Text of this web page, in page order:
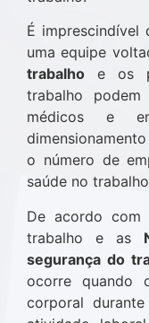
É imprescindível
uma equipe
trabalho e os
trabalho
médicos e
o número de
saúde no
De acordo com
trabalho e as
segurança do
ocorre quando
corporal